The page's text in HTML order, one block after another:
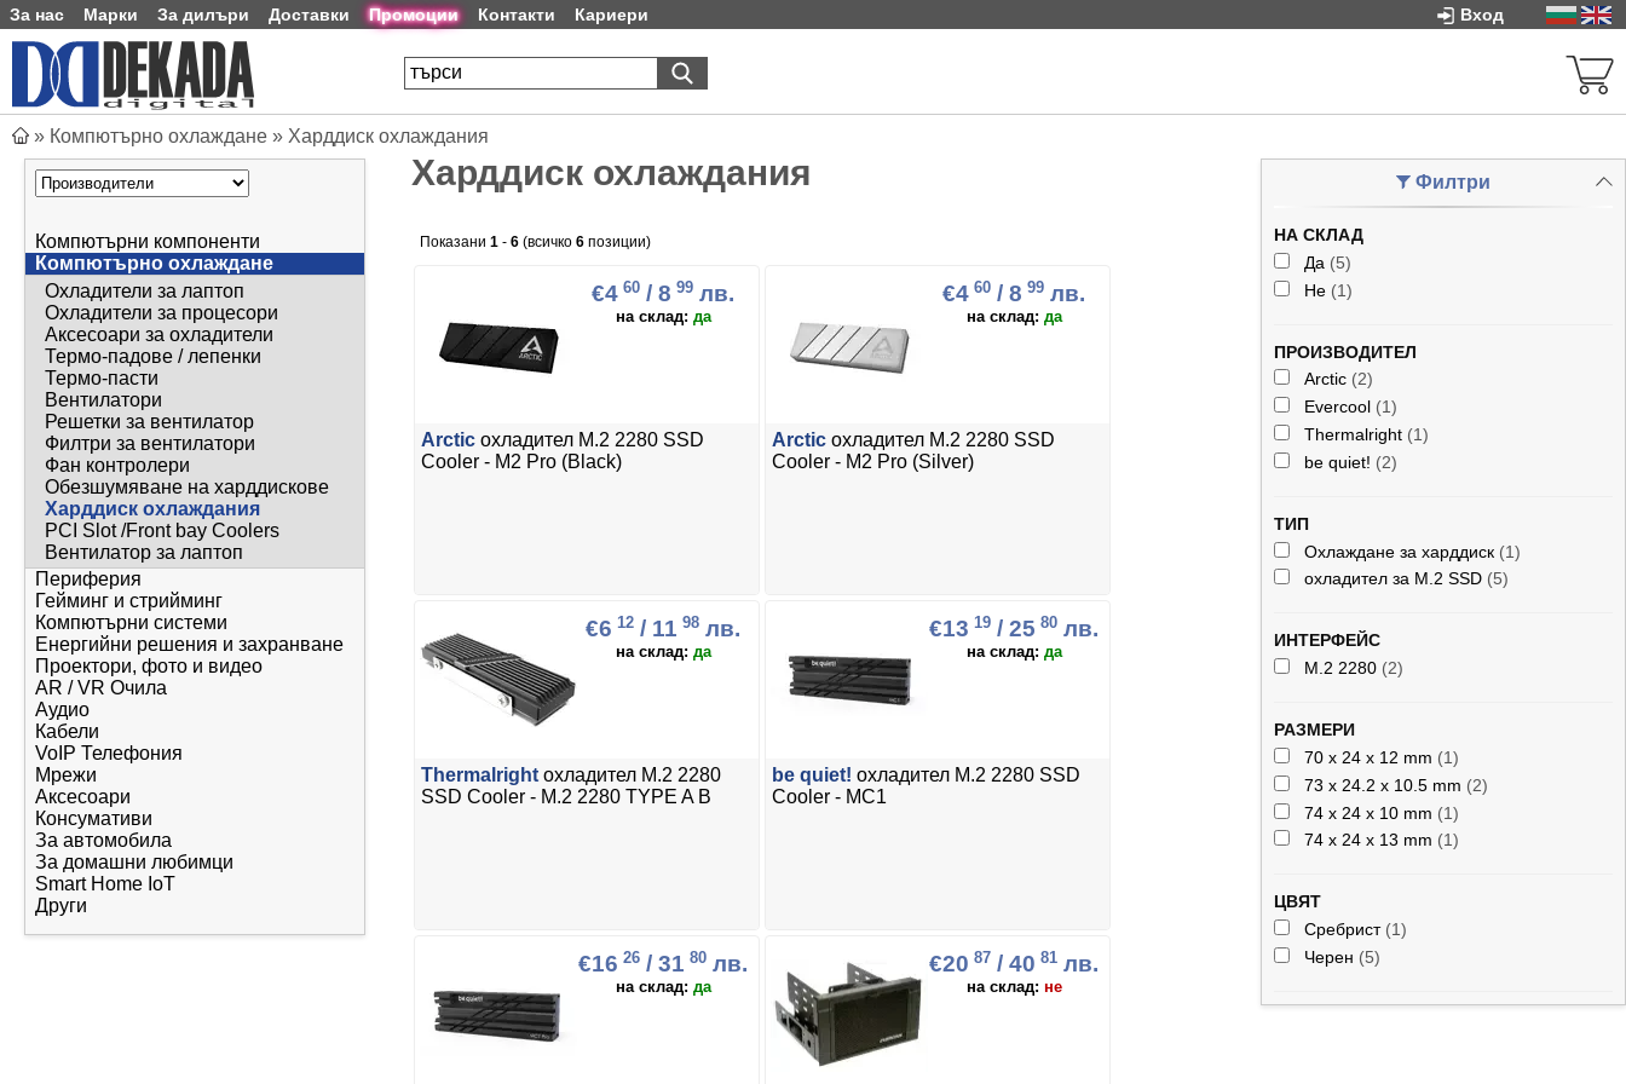
За нас Марки За дилъри Доставки Промоции Контакти Кариери Вход
» Компютърно охлаждане » Харддиск охлаждания
Компютърни компоненти
Компютърно охлаждане
Охладители за лаптоп
Охладители за процесори
Аксесоари за охладители
Термо-падове / лепенки
Термо-пасти
Вентилатори
Решетки за вентилатор
Филтри за вентилатори
Фан контролери
Обезшумяване на харддискове
Харддиск охлаждания
PCI Slot /Front bay Coolers
Вентилатор за лаптоп
Периферия
Гейминг и стрийминг
Компютърни системи
Енергийни решения и захранване
Проектори, фото и видео
AR / VR Очила
Аудио
Кабели
VoIP Телефония
Мрежи
Аксесоари
Консумативи
За автомобила
За домашни любимци
Smart Home IoT
Други
Харддиск охлаждания
Показани 1 - 6 (всичко 6 позиции)
€4 60 / 8 99 лв.
на склад: да
Arctic охладител M.2 2280 SSD
Cooler - M2 Pro (Black)
€4 60 / 8 99 лв.
на склад: да
Arctic охладител M.2 2280 SSD
Cooler - M2 Pro (Silver)
€6 12 / 11 98 лв.
на склад: да
Thermalright охладител M.2 2280
SSD Cooler - M.2 2280 TYPE A B
€13 19 / 25 80 лв.
на склад: да
be quiet! охладител M.2 2280 SSD
Cooler - MC1
€16 26 / 31 80 лв.
на склад: да
€20 87 / 40 81 лв.
на склад: не
Филтри
НА СКЛАД
Да (5)
Не (1)
ПРОИЗВОДИТЕЛ
Arctic (2)
Evercool (1)
Thermalright (1)
be quiet! (2)
ТИП
Охлаждане за харддиск (1)
охладител за M.2 SSD (5)
ИНТЕРФЕЙС
M.2 2280 (2)
РАЗМЕРИ
70 x 24 x 12 mm (1)
73 x 24.2 x 10.5 mm (2)
74 x 24 x 10 mm (1)
74 x 24 x 13 mm (1)
ЦВЯТ
Сребрист (1)
Черен (5)